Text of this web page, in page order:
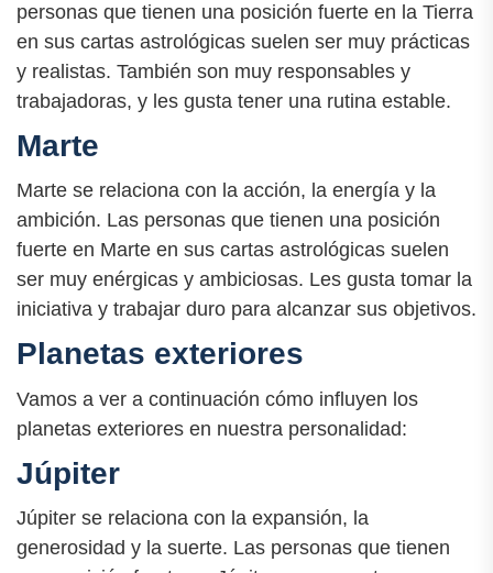
personas que tienen una posición fuerte en la Tierra
en sus cartas astrológicas suelen ser muy prácticas
y realistas. También son muy responsables y
trabajadoras, y les gusta tener una rutina estable.
Marte
Marte se relaciona con la acción, la energía y la
ambición. Las personas que tienen una posición
fuerte en Marte en sus cartas astrológicas suelen
ser muy enérgicas y ambiciosas. Les gusta tomar la
iniciativa y trabajar duro para alcanzar sus objetivos.
Planetas exteriores
Vamos a ver a continuación cómo influyen los
planetas exteriores en nuestra personalidad:
Júpiter
Júpiter se relaciona con la expansión, la
generosidad y la suerte. Las personas que tienen